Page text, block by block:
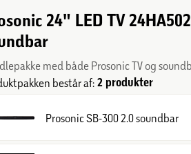
24" LED TV
med både Prosonic TV og
består af: 2 produkter
Prosonic SB-300 2.0 soundbar